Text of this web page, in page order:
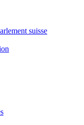
suisse